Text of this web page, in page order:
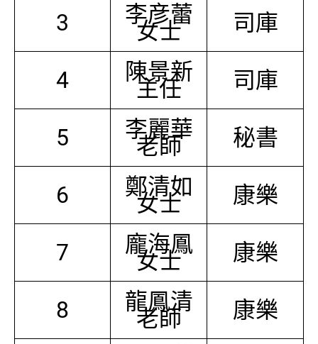
3 李彦蕾
女士 司庫
4 陳景新
主任 司庫
5 李麗華
老師 秘書
6 鄭清如
女士 康樂
7 龐海鳳
女士 康樂
8 龍鳳清
老師 康樂